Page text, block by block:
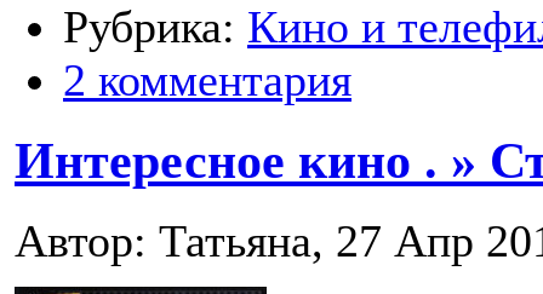
Рубрика: Кино и
2 комментария
Интересное кино . »
Автор: Татьяна, 27 Апр